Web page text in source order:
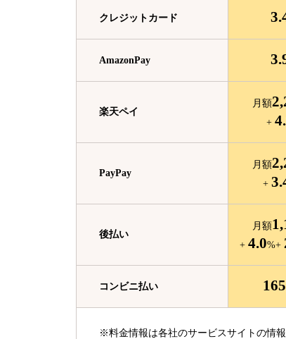
クレジット カード
AmazonPay
楽天ペイ
月額
+
PayPay
月額
+
後払い
月額
+ 4.0%+
コンビニ払い 165
※料金情報は各社のサービスサイトの情